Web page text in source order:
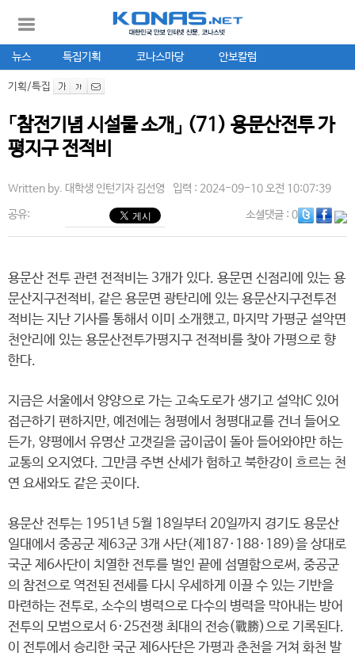
뉴스 특집기획 코나스마당 안보칼럼
기획/특집
「참전기념 시설물 소개」 (71) 용문산전투 가
평지구 전적비
Written by. 대학생 인턴기자 김선영 입력 : 2024-09-10 오전 10:07:39
공유: 소셜댓글: 0
용문산 전투 관련 전적비는 3개가 있다. 용문면 신점리에 있는 용
문산지구전적비, 같은 용문면 광탄리에 있는 용문산지구전투전
적비는 지난 기사를 통해서 이미 소개했고, 마지막 가평군 설악면
천안리에 있는 용문산전투가평지구 전적비를 찾아 가평으로 향
한다.
지금은 서울에서 양양으로 가는 고속도로가 생기고 설악IC 있어
접근하기 편하지만, 예전에는 청평에서 청평대교를 건너 들어오
든가, 양평에서 유명산 고갯길을 굽이굽이 돌아 들어와야만 하는
교통의 오지였다. 그만큼 주변 산세가 험하고 북한강이 흐르는 천
연 요새와도 같은 곳이다.
용문산 전투는 1951년 5월 18일부터 20일까지 경기도 용문산
일대에서 중공군 제63군 3개 사단(제187·188·189)을 상대로
국군 제6사단이 치열한 전투를 벌인 끝에 섬멸함으로써, 중공군
의 참전으로 역전된 전세를 다시 우세하게 이끌 수 있는 기반을
마련하는 전투로, 소수의 병력으로 다수의 병력을 막아내는 방어
전투의 모범으로서 6·25전쟁 최대의 전승(戰勝)으로 기록된다.
이 전투에서 승리한 국군 제6사단은 가평과 춘천을 거쳐 화천 발